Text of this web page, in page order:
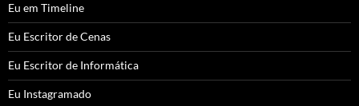
Eu em Timeline
Eu Escritor de Cenas
Eu Escritor de Informática
Eu Instagramado